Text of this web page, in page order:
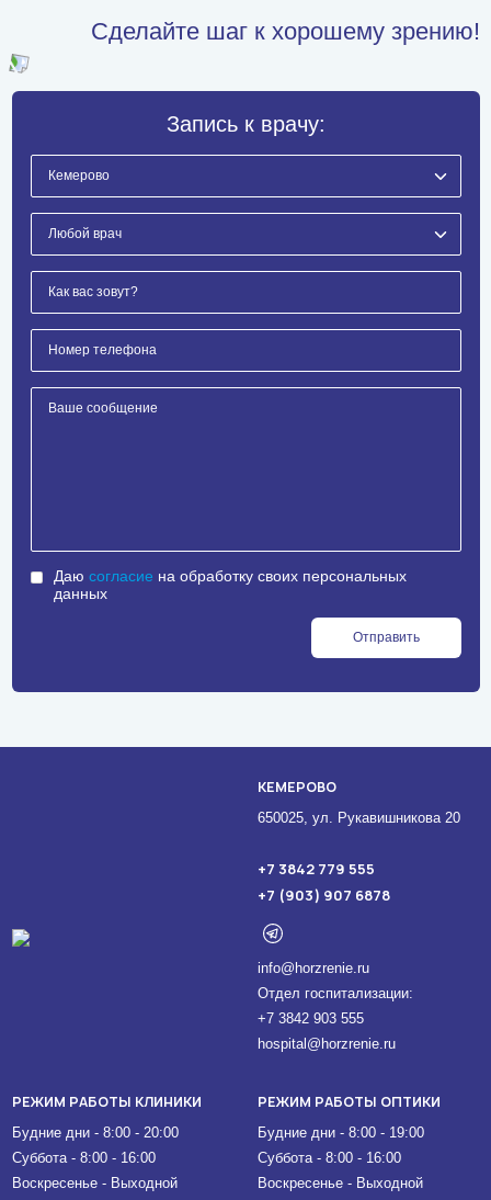
Сделайте шаг к хорошему зрению!
Запись к врачу:
Даю согласие на обработку своих персональных
данных
Отправить
КЕМЕРОВО
650025, ул. Рукавишникова 20
+7 3842 779 555
+7 (903) 907 6878
info@horzrenie.ru
Отдел госпитализации:
+7 3842 903 555
hospital@horzrenie.ru
РЕЖИМ РАБОТЫ КЛИНИКИ
Будние дни - 8:00 - 20:00
Суббота - 8:00 - 16:00
Воскресенье - Выходной
РЕЖИМ РАБОТЫ ОПТИКИ
Будние дни - 8:00 - 19:00
Суббота - 8:00 - 16:00
Воскресенье - Выходной